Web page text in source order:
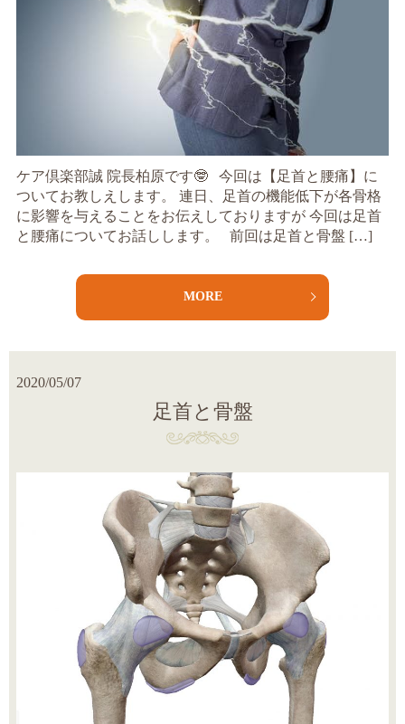
ケア倶楽部誠 院長柏原です🤓 今回は【足首と腰痛】に
ついてお教しえします。 連日、足首の機能低下が各骨格
に影響を与えることをお伝えしておりますが 今回は足首
と腰痛についてお話しします。 前回は足首と骨盤 […]
MORE
2020/05/07
足首と骨盤